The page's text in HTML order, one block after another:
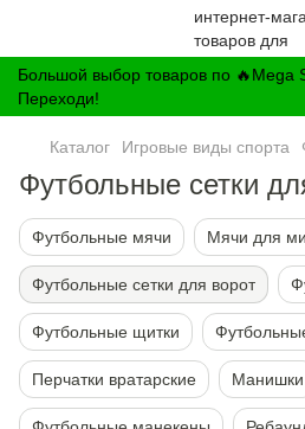
Большой выбор товаров по 🔥Mega
Переходи!
Каталог Игровые виды спорта
Футбольные сетки
Футбольные мячи Мячи для
Футбольные сетки для ворот
Футбольные щитки
Перчатки вратарские Манишки